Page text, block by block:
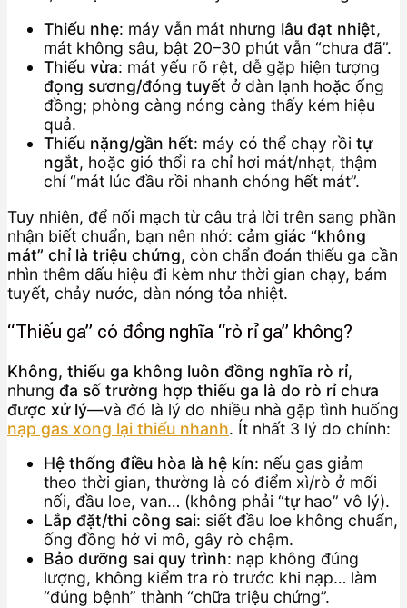
Thiếu nhẹ: máy vẫn mát nhưng lâu đạt nhiệt,
mát không sâu, bật 20–30 phút vẫn “chưa đã”.
Thiếu vừa: mát yếu rõ rệt, dễ gặp hiện tượng
đọng sương/đóng tuyết ở dàn lạnh hoặc ống
đồng; phòng càng nóng càng thấy kém hiệu
quả.
Thiếu nặng/gần hết: máy có thể chạy rồi tự
ngắt, hoặc gió thổi ra chỉ hơi mát/nhạt, thậm
chí “mát lúc đầu rồi nhanh chóng hết mát”.
Tuy nhiên, để nối mạch từ câu trả lời trên sang phần
nhận biết chuẩn, bạn nên nhớ: cảm giác “không
mát” chỉ là triệu chứng, còn chẩn đoán thiếu ga cần
nhìn thêm dấu hiệu đi kèm như thời gian chạy, bám
tuyết, chảy nước, dàn nóng tỏa nhiệt.
“Thiếu ga” có đồng nghĩa “rò rỉ ga” không?
Không, thiếu ga không luôn đồng nghĩa rò rỉ,
nhưng đa số trường hợp thiếu ga là do rò rỉ chưa
được xử lý—và đó là lý do nhiều nhà gặp tình huống
nạp gas xong lại thiếu nhanh. Ít nhất 3 lý do chính:
Hệ thống điều hòa là hệ kín: nếu gas giảm
theo thời gian, thường là có điểm xì/rò ở mối
nối, đầu loe, van… (không phải “tự hao” vô lý).
Lắp đặt/thi công sai: siết đầu loe không chuẩn,
ống đồng hở vi mô, gây rò chậm.
Bảo dưỡng sai quy trình: nạp không đúng
lượng, không kiểm tra rò trước khi nạp… làm
“đúng bệnh” thành “chữa triệu chứng”.